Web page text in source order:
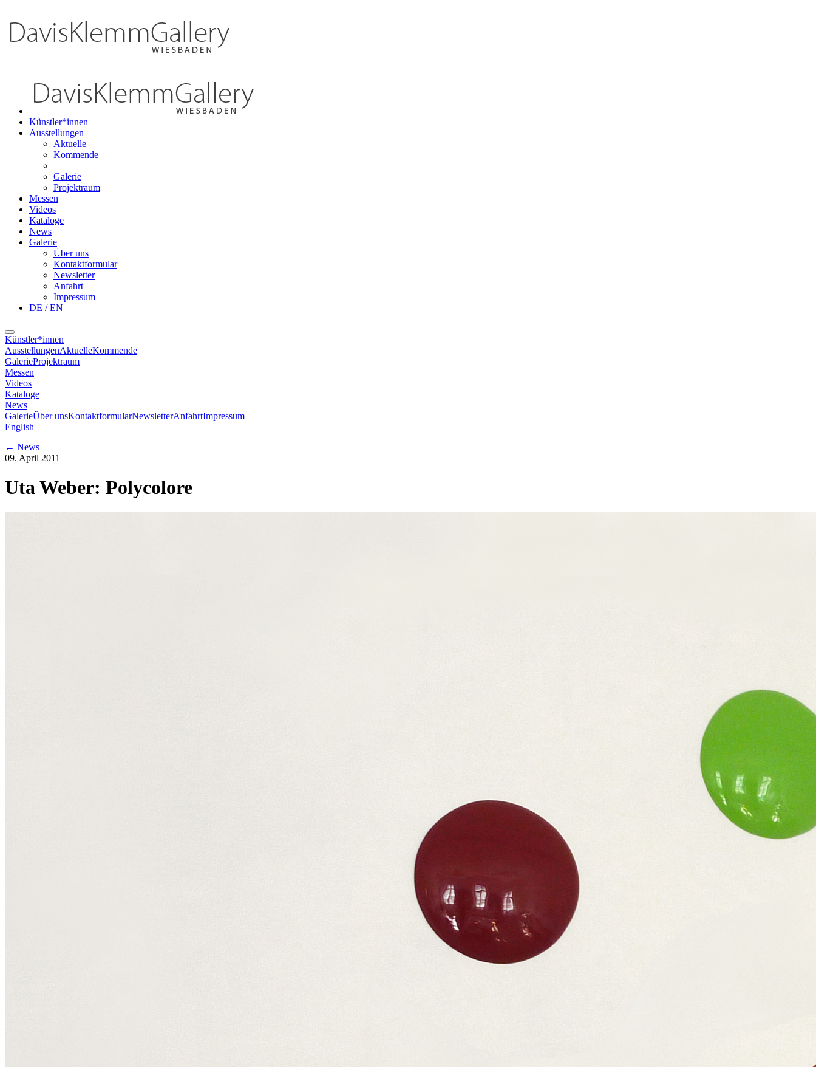
Künstler*innen
Ausstellungen
Aktuelle
Kommende
Galerie
Projektraum
Messen
Videos
Kataloge
News
Galerie
Über uns
Kontaktformular
Newsletter
Anfahrt
Impressum
DE / EN
Künstler*innen
AusstellungenAktuelleKommende
GalerieProjektraum
Messen
Videos
Kataloge
News
GalerieÜber unsKontaktformularNewsletterAnfahrtImpressum
English
← News
09. April 2011
Uta Weber: Polycolore